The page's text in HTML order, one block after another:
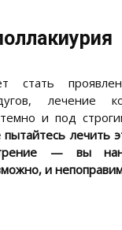
стать
лечение
и под
лечить
— вы
и